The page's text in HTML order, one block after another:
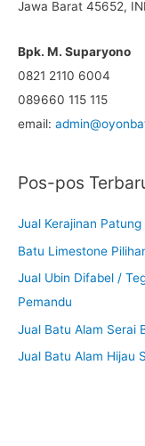
k
:
Jawa Barat 45652,
Bpk. M. Suparyono
0821 2110 6004
089660 115 115
email:
Pos-pos
Jual Kerajinan Patung
Batu Limestone
Jual Ubin Difabel /
Pemandu
Jual Batu Alam Serai
Jual Batu Alam Hijau